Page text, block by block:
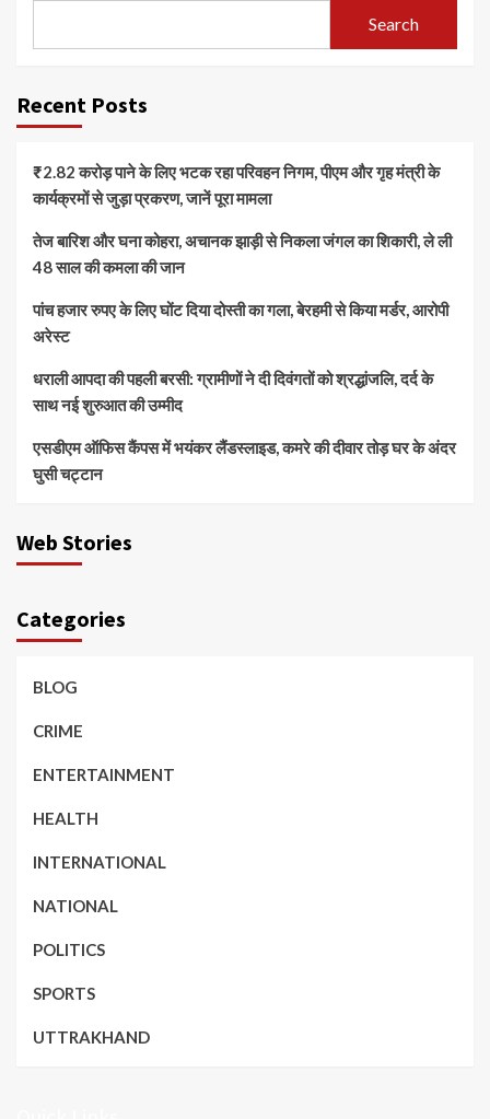
Search
Recent Posts
₹2.82 करोड़ पाने के लिए भटक रहा परिवहन निगम, पीएम और गृह मंत्री के
कार्यक्रमों से जुड़ा प्रकरण, जानें पूरा मामला
तेज बारिश और घना कोहरा, अचानक झाड़ी से निकला जंगल का शिकारी, ले ली
48 साल की कमला की जान
पांच हजार रुपए के लिए घोंट दिया दोस्ती का गला, बेरहमी से किया मर्डर, आरोपी
अरेस्ट
धराली आपदा की पहली बरसी: ग्रामीणों ने दी दिवंगतों को श्रद्धांजलि, दर्द के
साथ नई शुरुआत की उम्मीद
एसडीएम ऑफिस कैंपस में भयंकर लैंडस्लाइड, कमरे की दीवार तोड़ घर के अंदर
घुसी चट्टान
Web Stories
Categories
BLOG
CRIME
ENTERTAINMENT
HEALTH
INTERNATIONAL
NATIONAL
POLITICS
SPORTS
UTTRAKHAND